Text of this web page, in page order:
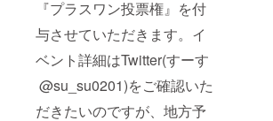
『プラスワン投票権』を付
与させていただきます。イ
ベント詳細はTwitter(すーす
@su_su0201)をご確認いた
だきたいのですが、地方予